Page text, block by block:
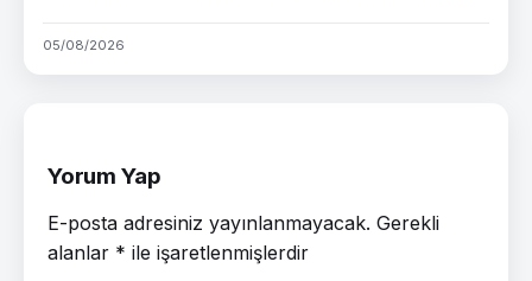
05/08/2026
Yorum Yap
E-posta adresiniz yayınlanmayacak. Gerekli
alanlar * ile işaretlenmişlerdir